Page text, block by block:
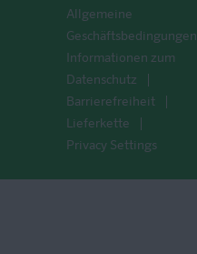
Allgemeine
Geschäftsbedingungen
Informationen zum
Datenschutz
Barrierefreiheit
Lieferkette
Privacy Settings